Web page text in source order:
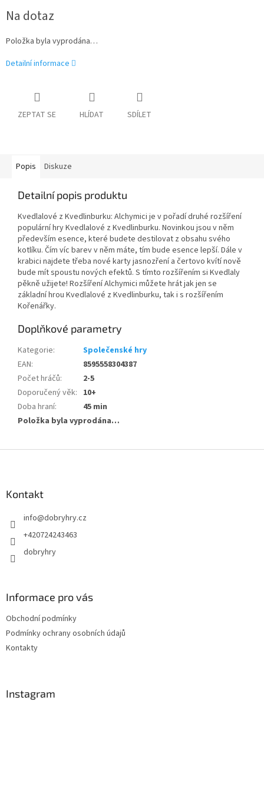
cena:
Na dotaz
Položka byla vyprodána…
Detailní informace
ZEPTAT SE HLÍDAT SDÍLET
Popis Diskuze
Detailní popis produktu
Kvedlalové z Kvedlinburku: Alchymici je v pořadí druhé rozšíření
populární hry Kvedlalové z Kvedlinburku. Novinkou jsou v něm
především esence, které budete destilovat z obsahu svého
kotlíku. Čím víc barev v něm máte, tím bude esence lepší. Dále v
krabici najdete třeba nové karty jasnozření a čertovo kvítí nově
bude mít spoustu nových efektů. S tímto rozšířením si Kvedlaly
pěkně užijete! Rozšíření Alchymici můžete hrát jak jen se
základní hrou Kvedlalové z Kvedlinburku, tak i s rozšířením
Kořenářky.
Doplňkové parametry
Kategorie:
Společenské hry
EAN:
8595558304387
Počet hráčů:
2-5
Doporučený věk: 10+
Doba hraní:
45 min
Položka byla vyprodána…
Kontakt
info@dobryhry.cz
+420724243463
dobryhry
Informace pro vás
Obchodní podmínky
Podmínky ochrany osobních údajů
Kontakty
Instagram